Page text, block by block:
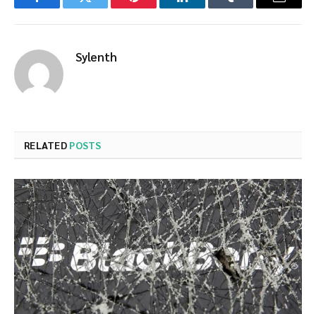
FacebookTwitter Pinterest LinkedInTumblr Email
Sylenth
RELATED POSTS